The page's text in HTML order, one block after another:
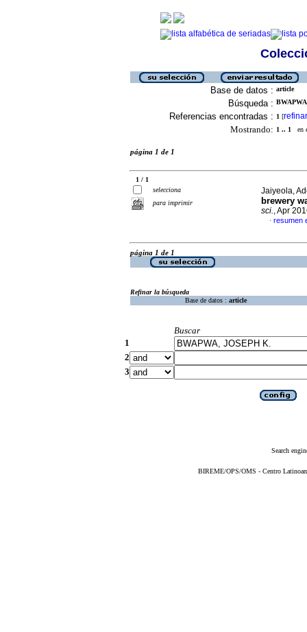
Base de datos : article
Búsqueda :
Referencias encontradas : 1 [refinar
Mostrando: 1 .. 1 en
página 1 de 1
1 / 1
selecciona
para imprimir
Jaiyeola,
brewery
sci., Apr
· resumen
página 1 de 1
Refinar la búsqueda
Base de datos : article
Buscar
1
2
3
Search
BIREME/OPS/OMS - Centro